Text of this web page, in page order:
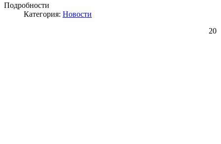
Подробности
Категория: Новости
20